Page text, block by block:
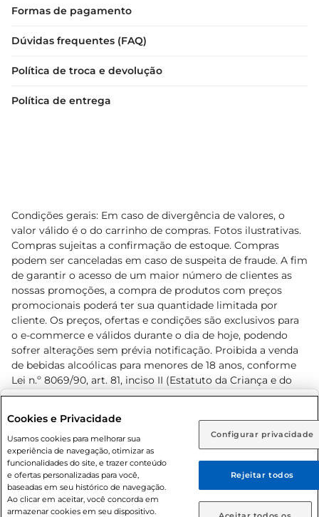
Rio de Janeiro (RJ) Goiás (GO)
Ou
Caso queira comprar online, informe como deseja receber
suas compras:
Formas de pagamento
Dúvidas frequentes (FAQ)
Política de troca e devolução
Política de entrega
Condições gerais: Em caso de divergência de valores, o
valor válido é o do carrinho de compras. Fotos ilustrativas.
Compras sujeitas a confirmação de estoque. Compras
podem ser canceladas em caso de suspeita de fraude. A fim
de garantir o acesso de um maior número de clientes as
nossas promoções, a compra de produtos com preços
promocionais poderá ter sua quantidade limitada por
cliente. Os preços, ofertas e condições são exclusivos para
o e-commerce e válidos durante o dia de hoje, podendo
sofrer alterações sem prévia notificação. Proibida a venda
de bebidas alcoólicas para menores de 18 anos, conforme
Lei n.º 8069/90, art. 81, inciso II (Estatuto da Criança e do
Adolescente). Preços e condições exclusivos para o
prévio. O valor mínimo para as compras on-line é de R$
80,00.
Cookies e Privacidade
Usamos cookies para melhorar sua
experiência de navegação, otimizar as
funcionalidades do site, e trazer conteúdo
e ofertas personalizadas para você,
baseadas em seu histórico de navegação.
Ao clicar em aceitar, você concorda em
armazenar cookies em seu dispositivo.
Configurar privacidade
Rejeitar todos